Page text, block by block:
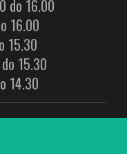
do 16.00
16.00
15.30
15.30
14.30